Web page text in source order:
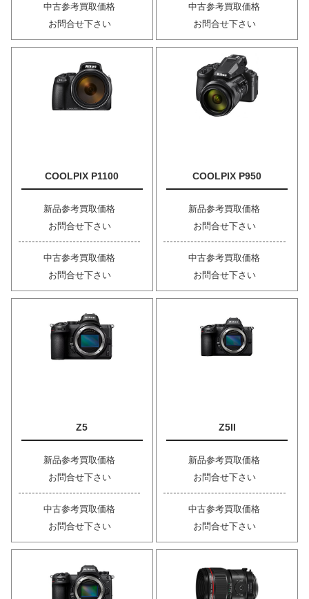
中古参考買取価格
お問合せ下さい
中古参考買取価格
お問合せ下さい
COOLPIX P1100
新品参考買取価格
お問合せ下さい
中古参考買取価格
お問合せ下さい
COOLPIX P950
新品参考買取価格
お問合せ下さい
中古参考買取価格
お問合せ下さい
Z5
新品参考買取価格
お問合せ下さい
中古参考買取価格
お問合せ下さい
Z5II
新品参考買取価格
お問合せ下さい
中古参考買取価格
お問合せ下さい